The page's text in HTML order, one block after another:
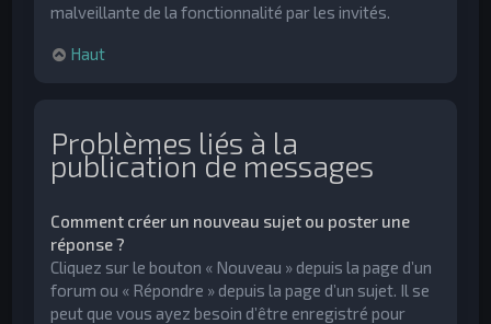
malveillante de la fonctionnalité par les invités.
Haut
Problèmes liés à la
publication de messages
Comment créer un nouveau sujet ou poster une
réponse ?
Cliquez sur le bouton « Nouveau » depuis la page d’un
forum ou « Répondre » depuis la page d’un sujet. Il se
peut que vous ayez besoin d’être enregistré pour